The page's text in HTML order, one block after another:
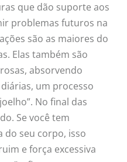
que dão suporte aos
problemas futuros na
são as maiores do
Elas também são
absorvendo
um processo
No final das
Se você tem
do seu corpo, isso
e força excessiva